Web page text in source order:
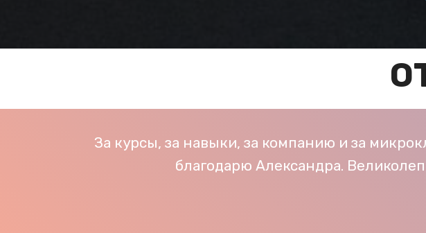
За курсы, за навыки, за компанию и за
благодарю Александра.